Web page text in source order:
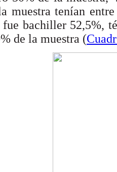
muestra tenían
bachiller 52,5%,
de la muestra (